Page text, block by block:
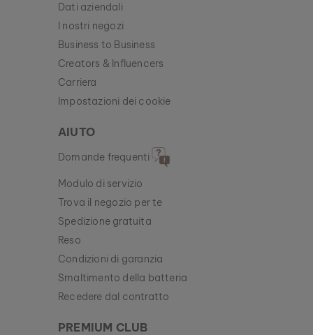
Dati aziendali
I nostri negozi
Business to Business
Creators & Influencers
Carriera
Impostazioni dei cookie
AIUTO
Domande frequenti
Modulo di servizio
Trova il negozio per te
Spedizione gratuita
Reso
Condizioni di garanzia
Smaltimento della batteria
Recedere dal contratto
PREMIUM CLUB